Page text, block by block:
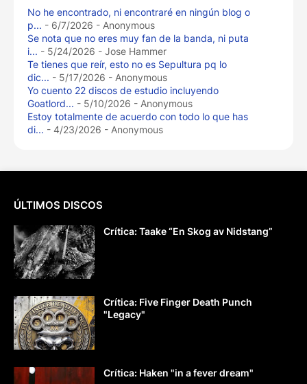
No he encontrado, ni encontraré en ningún blog o
p... - 6/7/2026 - Anonymous
Se nota que no eres muy fan de la banda, ni puta
i... - 5/24/2026 - Jose Hammer
Te tienes que reír, esto no es Sepultura pq lo
dic... - 5/17/2026 - Anonymous
Yo cuento 22 discos de estudio incluyendo
Goatlord... - 5/10/2026 - Anonymous
Estoy totalmente de acuerdo con todo lo que has
di... - 4/23/2026 - Anonymous
ÚLTIMOS DISCOS
Crítica: Taake “En Skog av Nidstang”
Crítica: Five Finger Death Punch
"Legacy"
Crítica: Haken "in a fever dream"